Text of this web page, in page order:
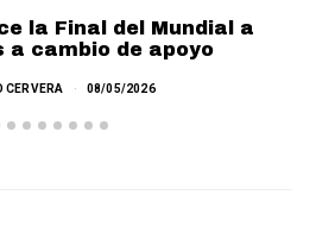
la Final del Mundial a
a cambio de apoyo
CERVERA 08/05/2026